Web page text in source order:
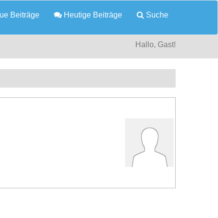
Beiträge Heutige Beiträge Suche
Hallo, Gast!